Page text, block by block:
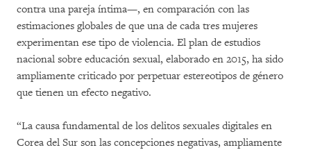
contra una pareja íntima—, en comparación con las
estimaciones globales de que una de cada tres mujeres
experimentan ese tipo de violencia. El plan de estudios
nacional sobre educación sexual, elaborado en 2015, ha sido
ampliamente criticado por perpetuar estereotipos de género
que tienen un efecto negativo.
“La causa fundamental de los delitos sexuales digitales en
Corea del Sur son las concepciones negativas, ampliamente